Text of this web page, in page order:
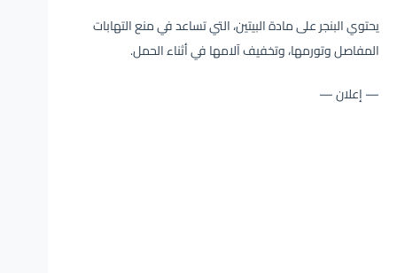
يحتوي البنجر على مادة البيتين، التي تساعد في منع التهابات
المفاصل وتورمها، وتخفيف آلامها في أثناء الحمل.
— إعلان —